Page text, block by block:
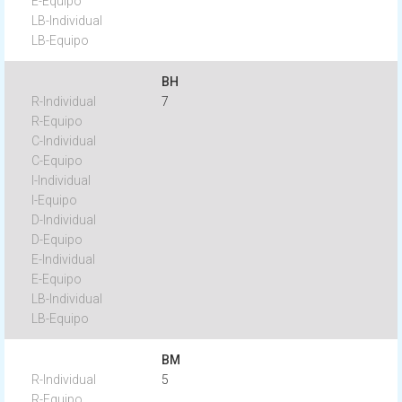
BH
7
BM
5